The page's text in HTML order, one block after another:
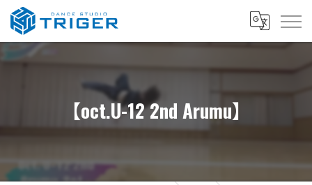
【oct.U-12 2nd Arumu】